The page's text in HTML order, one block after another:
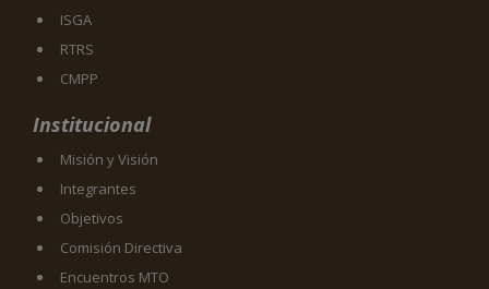
ISGA
RTRS
CMPP
Institucional
Misión y Visión
Integrantes
Objetivos
Comisión Directiva
Encuentros MTO